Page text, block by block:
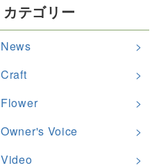
カテゴリー
News
Craft
Flower
Owner's Voice
Video